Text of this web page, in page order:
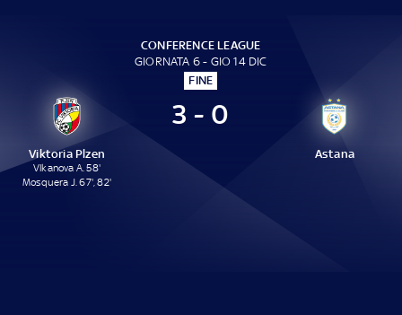
CONFERENCE LEAGUE
GIORNATA 6 - GIO 14 DIC
FINE
Viktoria Plzen
Vlkanova A. 58'
Mosquera J. 67', 82'
3 - 0
Astana